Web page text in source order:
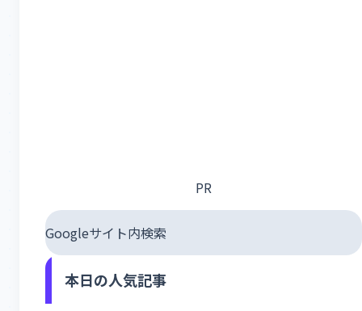
PR
Googleサイト内検索
本日の人気記事